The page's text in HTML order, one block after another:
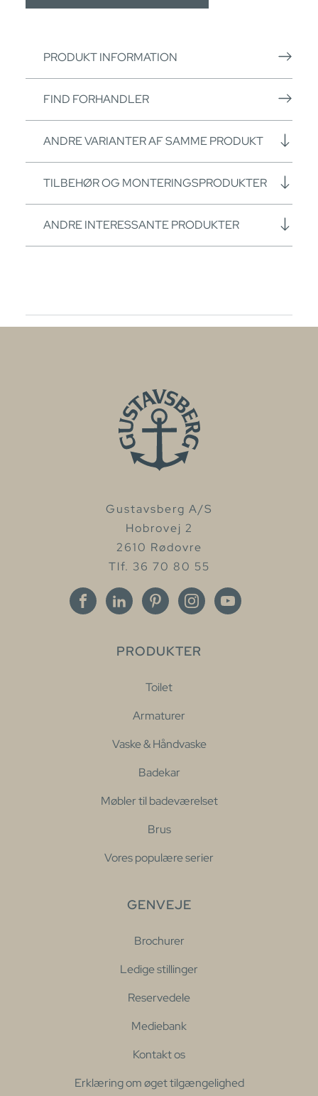
PRODUKT INFORMATION
FIND FORHANDLER
ANDRE VARIANTER AF SAMME PRODUKT
TILBEHØR OG MONTERINGSPRODUKTER
ANDRE INTERESSANTE PRODUKTER
Gustavsberg A/S
Hobrovej 2
2610 Rødovre
Tlf. 36 70 80 55
PRODUKTER
Toilet
Armaturer
Vaske & Håndvaske
Badekar
Møbler til badeværelset
Brus
Vores populære serier
GENVEJE
Brochurer
Ledige stillinger
Reservedele
Mediebank
Kontakt os
Erklæring om øget tilgængelighed